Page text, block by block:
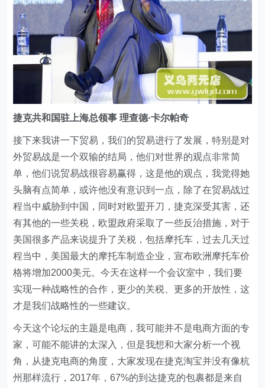
捷克共和国驻上海总领事 理查德·卡尔帕奇
接下来我讲一下贸易，我们的贸易进行了发展，特别是对
外贸易战是一个双输的结局，他们对世界的观点非常简
单，他们说贸易战很容易赢得，这是他的观点，我觉得她
头脑有点简单，或许他没有意识到一点，除了在贸易战过
程当中威胁到中国，同时对欧盟开刀，捷克深受其害，还
有其他的一些关税，欧盟政府采取了一些反治措施，对于
美国很多产品来说提升了关税，包括摩托车，过去几天过
程当中，美国最大的摩托车制造企业，宣布欧洲摩托车价
格将增加2000美元。今天在这样一个会议室中，我们要
实现一种战略性的合作，更少的关税、更多的开放性，这
才是我们战略性的一些建议。
今天这个论坛的主题是电商，我可能并不是电商方面的专
家，可能不能讲的太深入，但是我想和大家分析一个视
角，从捷克电商的角度，大家发现在捷克淘宝并没有像杭
州那样流行，2017年，67%的到达捷克的包裹都是来自